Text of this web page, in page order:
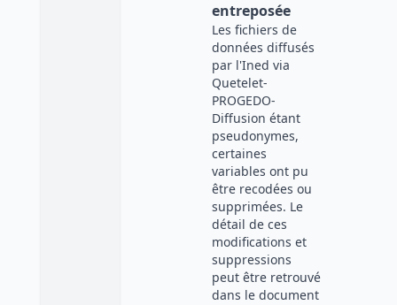
entreposée
Les fichiers de
données diffusés
par l'Ined via
Quetelet-
PROGEDO-
Diffusion étant
pseudonymes,
certaines
variables ont pu
être recodées ou
supprimées. Le
détail de ces
modifications et
suppressions
peut être retrouvé
dans le document